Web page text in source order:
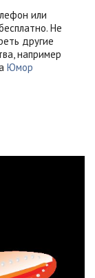
или
Не
другие
например
Юмор